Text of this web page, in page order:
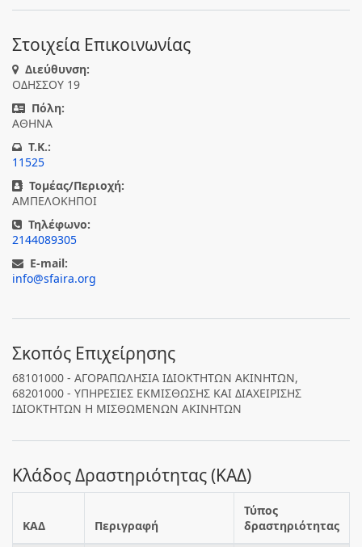
Στοιχεία Επικοινωνίας
Διεύθυνση:
ΟΔΗΣΣΟΥ 19
Πόλη:
ΑΘΗΝΑ
T.K.:
11525
Τομέας/Περιοχή:
ΑΜΠΕΛΟΚΗΠΟΙ
Τηλέφωνο:
2144089305
E-mail:
info@sfaira.org
Σκοπός Επιχείρησης
68101000 - ΑΓΟΡΑΠΩΛΗΣΙΑ ΙΔΙΟΚΤΗΤΩΝ ΑΚΙΝΗΤΩΝ,
68201000 - ΥΠΗΡΕΣΙΕΣ ΕΚΜΙΣΘΩΣΗΣ ΚΑΙ ΔΙΑΧΕΙΡΙΣΗΣ
ΙΔΙΟΚΤΗΤΩΝ Η ΜΙΣΘΩΜΕΝΩΝ ΑΚΙΝΗΤΩΝ
Κλάδος Δραστηριότητας (ΚΑΔ)
ΚΑΔ Περιγραφή
Τύπος
δραστηριότητας